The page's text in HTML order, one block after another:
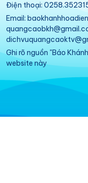
Điện thoại:
Email:
Ghi rõ nguồn "Báo
website này